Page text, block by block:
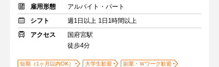
雇用形態
アルバイト・パート
シフト
週1日以上 1日1時間以上
アクセス
国府宮駅
徒歩4分
短期（1ヶ月以内OK） 大学生歓迎
副業・Ｗワーク歓迎